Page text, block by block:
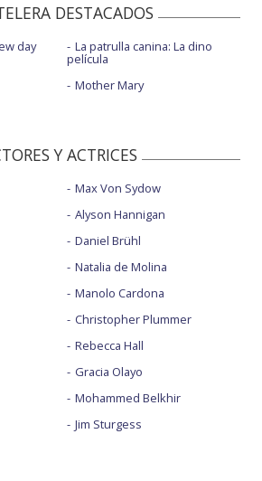
DESTACADOS
day
La patrulla canina: La dino
película
Mother Mary
Y ACTRICES
Max Von Sydow
Alyson Hannigan
Daniel Brühl
Natalia de Molina
Manolo Cardona
Christopher Plummer
Rebecca Hall
Gracia Olayo
Mohammed Belkhir
Jim Sturgess